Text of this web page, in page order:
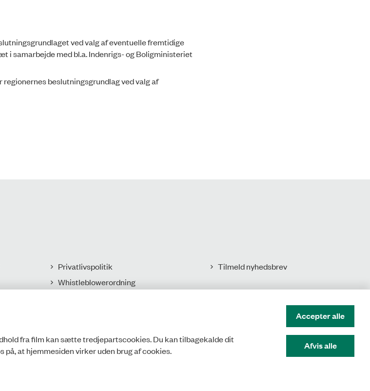
ved valg af eventuelle fremtidige
i samarbejde med bl.a. Indenrigs- og Boligministeriet
beslutningsgrundlag ved valg af
Privatlivspolitik
Whistleblowerordning
Tilmeld nyhedsbrev
fra film kan sætte tredjepartscookies. Du kan tilbagekalde dit
at hjemmesiden virker uden brug af cookies.
Accepter alle
Afvis alle